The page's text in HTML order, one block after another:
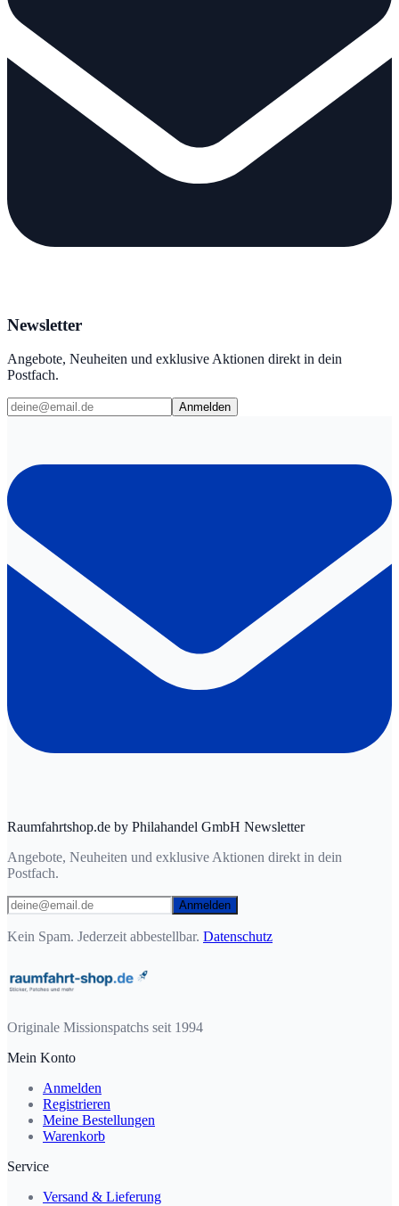
Newsletter
Angebote, Neuheiten und exklusive Aktionen direkt in dein
Postfach.
Anmelden
Raumfahrtshop.de by Philahandel GmbH Newsletter
Angebote, Neuheiten und exklusive Aktionen direkt in dein
Postfach.
Anmelden
Kein Spam. Jederzeit abbestellbar. Datenschutz
Originale Missionspatchs seit 1994
Mein Konto
Anmelden
Registrieren
Meine Bestellungen
Warenkorb
Service
Versand & Lieferung